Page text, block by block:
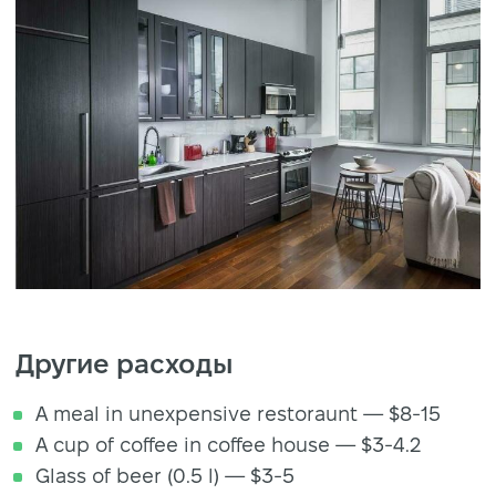
Другие расходы
A meal in unexpensive restoraunt — $8-15
A cup of coffee in coffee house — $3-4.2
Glass of beer (0.5 l) — $3-5